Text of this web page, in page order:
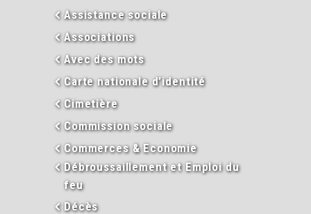
Assistance sociale
Associations
Avec des mots
Carte nationale d’identité
Cimetière
Commission sociale
Commerces & Economie
Débroussaillement et Emploi du
feu
Décès